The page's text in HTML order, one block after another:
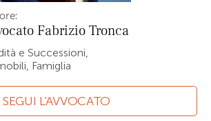
Fabrizio Tronca
e Successioni,
Famiglia
SEGUI L’AVVOCATO